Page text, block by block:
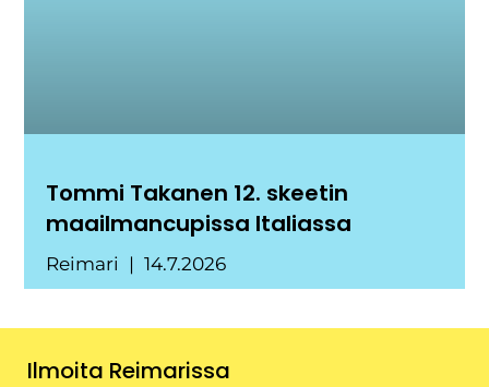
Tommi Takanen 12. skeetin
maailmancupissa Italiassa
Reimari 14.7.2026
Ilmoita Reimarissa